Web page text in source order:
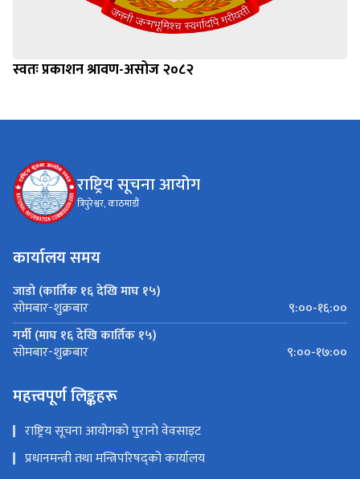
स्वतः प्रकाशन श्रावण-असोज २०८२
राष्ट्रिय सूचना आयोग
त्रिपुरेश्वर, काठमाडौं
कार्यालय समय
जाडो (कार्तिक १६ देखि माघ १५)
सोमबार-शुक्रबार
९:००-१६:००
गर्मी (माघ १६ देखि कार्तिक १५)
सोमबार-शुक्रबार ९:००-१७:००
महत्त्वपूर्ण लिङ्कहरू
राष्ट्रिय सूचना आयोगको पुरानो वेवसाइट
प्रधानमन्त्री तथा मन्त्रिपरिषद्को कार्यालय